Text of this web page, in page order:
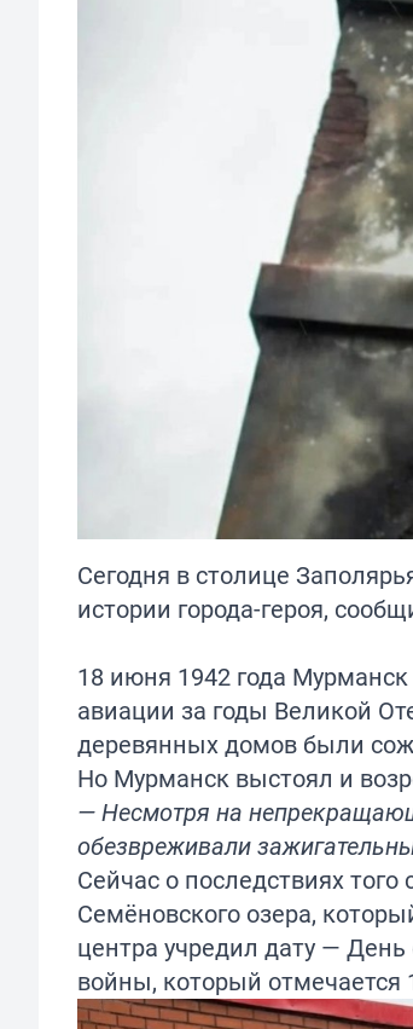
Сегодня в столице
истории города-героя,
18 июня 1942 года
авиации за годы Великой
деревянных домов были
Но Мурманск выстоял и
— Несмотря на
обезвреживали
Сейчас о последствиях
Семёновского озера,
центра учредил дату —
войны, который отмечается